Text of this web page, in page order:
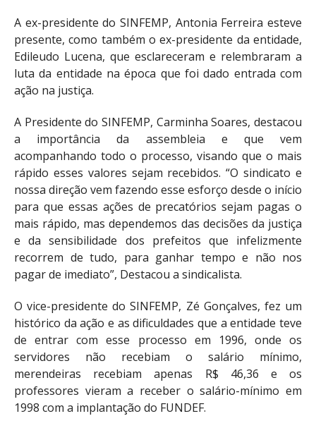
A ex-presidente do SINFEMP, Antonia Ferreira esteve
presente, como também o ex-presidente da entidade,
Edileudo Lucena, que esclareceram e relembraram a
luta da entidade na época que foi dado entrada com
ação na justiça.
A Presidente do SINFEMP, Carminha Soares, destacou
a importância da assembleia e que vem
acompanhando todo o processo, visando que o mais
rápido esses valores sejam recebidos. “O sindicato e
nossa direção vem fazendo esse esforço desde o início
para que essas ações de precatórios sejam pagas o
mais rápido, mas dependemos das decisões da justiça
e da sensibilidade dos prefeitos que infelizmente
recorrem de tudo, para ganhar tempo e não nos
pagar de imediato”, Destacou a sindicalista.
O vice-presidente do SINFEMP, Zé Gonçalves, fez um
histórico da ação e as dificuldades que a entidade teve
de entrar com esse processo em 1996, onde os
servidores não recebiam o salário mínimo,
merendeiras recebiam apenas R$ 46,36 e os
professores vieram a receber o salário-mínimo em
1998 com a implantação do FUNDEF.